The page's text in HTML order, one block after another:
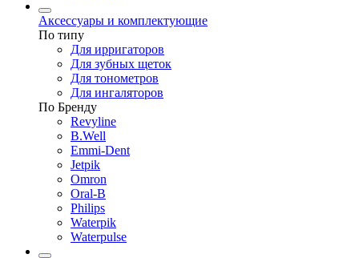
Аксессуары и комплектующие
По типу
Для ирригаторов
Для зубных щеток
Для тонометров
Для ингаляторов
По Бренду
Revyline
B.Well
Emmi-Dent
Jetpik
Omron
Oral-B
Philips
Waterpik
Waterpulse